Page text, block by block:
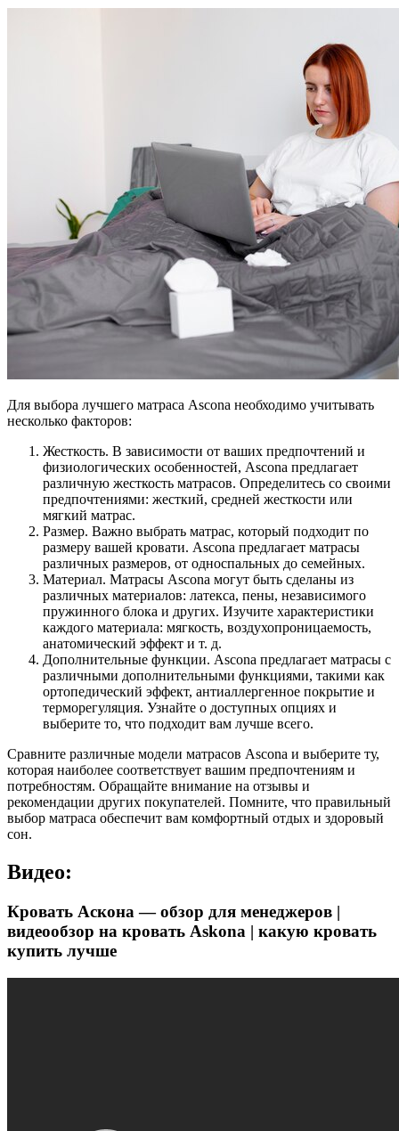
Для выбора лучшего матраса Ascona необходимо учитывать
несколько факторов:
Жесткость. В зависимости от ваших предпочтений и
физиологических особенностей, Ascona предлагает
различную жесткость матрасов. Определитесь со своими
предпочтениями: жесткий, средней жесткости или
мягкий матрас.
Размер. Важно выбрать матрас, который подходит по
размеру вашей кровати. Ascona предлагает матрасы
различных размеров, от односпальных до семейных.
Материал. Матрасы Ascona могут быть сделаны из
различных материалов: латекса, пены, независимого
пружинного блока и других. Изучите характеристики
каждого материала: мягкость, воздухопроницаемость,
анатомический эффект и т. д.
Дополнительные функции. Ascona предлагает матрасы с
различными дополнительными функциями, такими как
ортопедический эффект, антиаллергенное покрытие и
терморегуляция. Узнайте о доступных опциях и
выберите то, что подходит вам лучше всего.
Сравните различные модели матрасов Ascona и выберите ту,
которая наиболее соответствует вашим предпочтениям и
потребностям. Обращайте внимание на отзывы и
рекомендации других покупателей. Помните, что правильный
выбор матраса обеспечит вам комфортный отдых и здоровый
сон.
Видео:
Кровать Аскона — обзор для менеджеров |
видеообзор на кровать Askona | какую кровать
купить лучше